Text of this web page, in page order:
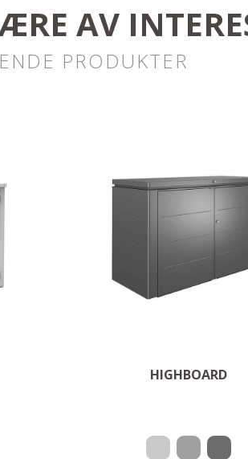
AV
PRODUKTER
HIGHBOARD
Highlight på